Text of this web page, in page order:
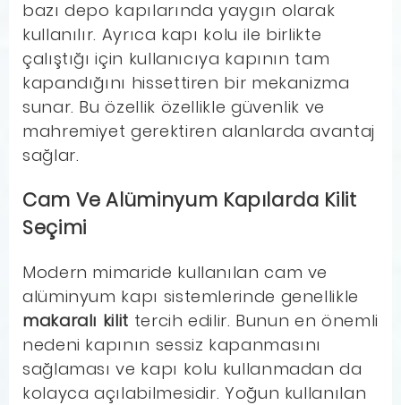
bazı depo kapılarında yaygın olarak
kullanılır. Ayrıca kapı kolu ile birlikte
çalıştığı için kullanıcıya kapının tam
kapandığını hissettiren bir mekanizma
sunar. Bu özellik özellikle güvenlik ve
mahremiyet gerektiren alanlarda avantaj
sağlar.
Cam Ve Alüminyum Kapılarda Kilit
Seçimi
Modern mimaride kullanılan cam ve
alüminyum kapı sistemlerinde genellikle
makaralı kilit tercih edilir. Bunun en önemli
nedeni kapının sessiz kapanmasını
sağlaması ve kapı kolu kullanmadan da
kolayca açılabilmesidir. Yoğun kullanılan